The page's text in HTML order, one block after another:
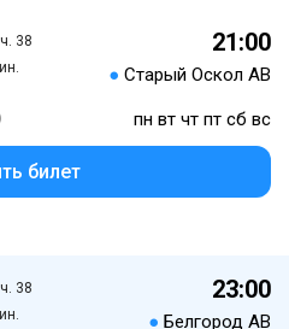
38
21:00
● Старый Оскол АВ
пн вт чт пт сб вс
билет
38
23:00
● Белгород АВ